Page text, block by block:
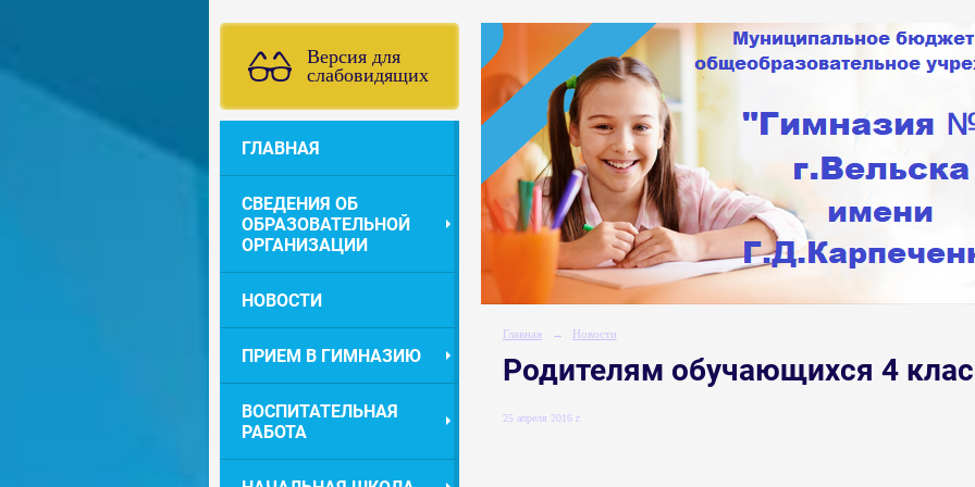
Версия для
слабовидящих
ГЛАВНАЯ
СВЕДЕНИЯ ОБ
ОБРАЗОВАТЕЛЬНОЙ
ОРГАНИЗАЦИИ
НОВОСТИ
ПРИЕМ В ГИМНАЗИЮ
ВОСПИТАТЕЛЬНАЯ
РАБОТА
Главная → Новости
Родителям обучающихся 4
25 апреля 2016 г.